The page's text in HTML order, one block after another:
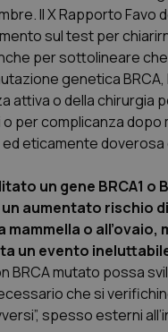
direttore
Sanitari.AI
Il X Rapporto Favo
sul test per
per sottolineare
genetica BRCA,
attiva o della chirurgia
per complicanza dopo
eticamente doverosa
un gene BRCA1 o
aumentato rischio
mammella o all’ovaio,
un evento
BRCA mutato possa
che si
spesso esterni